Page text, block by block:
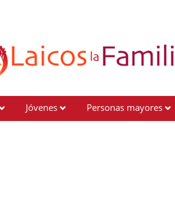
Jóvenes Personas mayores